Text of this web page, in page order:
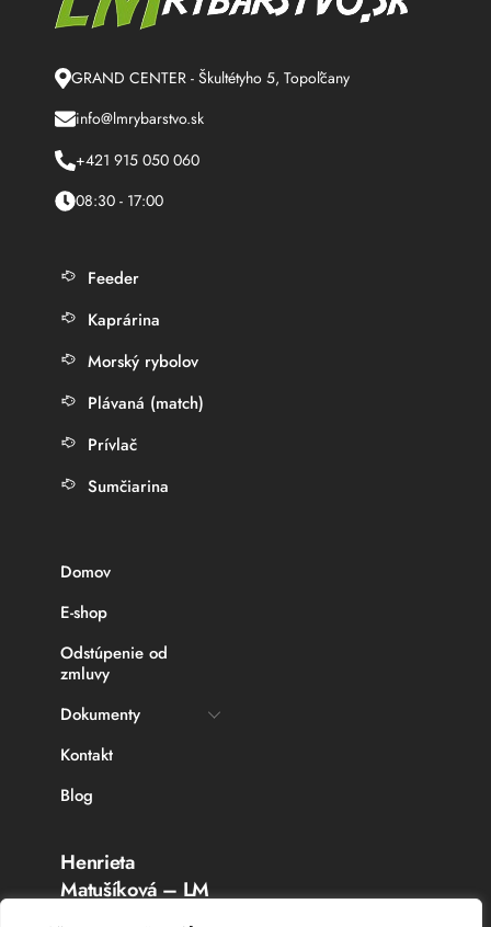
GRAND CENTER - Škultétyho 5, Topoľčany
info@lmrybarstvo.sk
+421 915 050 060
08:30 - 17:00
Feeder
Kaprárina
Morský rybolov
Plávaná (match)
Prívlač
Sumčiarina
Domov
E-shop
Odstúpenie od
zmluvy
Dokumenty
Kontakt
Blog
Henrieta
Matušíková – LM